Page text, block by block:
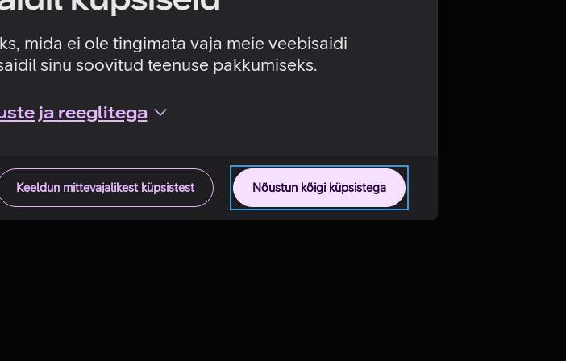
mida ei ole tingimata vaja meie veebisaidi
sinu soovitud teenuse pakkumiseks.
ja reeglitega
Nõustun kõigi küpsistega
Keeldun mittevajalikest küpsistest